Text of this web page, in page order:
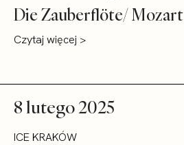
Die Zauberflöte/ Mozart
Czytaj więcej >
8 lutego 2025
ICE KRAKÓW